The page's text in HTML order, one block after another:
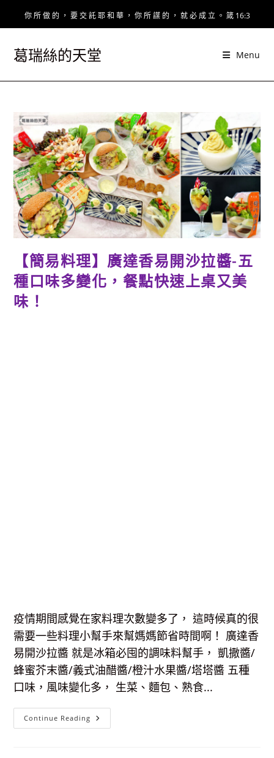
你 所 做 的 ， 要 交 託 耶 和 華 ， 你 所 謀 的 ， 就 必 成 立 。 箴 16:3
葛瑞絲的天堂 Menu
【簡易料理】廣達香易開沙拉醬-五
種口味多變化，餐點快速上桌又美
味！
疫情期間感覺在家料理次數變多了， 這時候真的很
需要一些料理小幫手來幫媽媽節省時間啊！ 廣達香
易開沙拉醬 就是冰箱必囤的調味料幫手， 凱撒醬/
蜂蜜芥末醬/義式油醋醬/橙汁水果醬/塔塔醬 五種
口味，風味變化多， 生菜、麵包、熟食...
Continue Reading 【簡
易